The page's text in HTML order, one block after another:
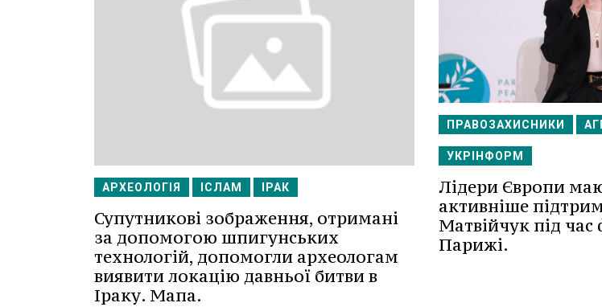
АРХЕОЛОГІЯ ІСЛАМ ІРАК
Супутникові зображення, отримані
за допомогою шпигунських
технологій, допомогли археологам
виявити локацію давньої битви в
Іраку. Мапа.
ПРАВОЗАХИСНИКИ
УКРІНФОРМ
Лідери Європи
активніше
Матвійчук під
Парижі.